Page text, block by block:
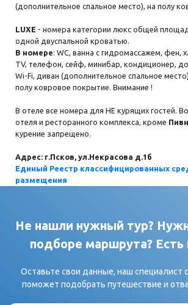
(дополнительное спальное место), на полу
LUXE - номера категории люкс общей
одной двуспальной кроватью.
В номере: WC, ванна с гидромассажем, фен,
ТV, телефон, сейф, минибар, кондиционер,
Wi-Fi, диван (дополнительное спальное
полу ковровое покрытие. Внимание !
В отеле все номера для НЕ курящих гостей.
отеля и ресторанного комплекса, кроме
курение запрещено.
Адрес: г.Псков, ул.Некрасова д.1б
Единый Реестр классифицированных
размещения
Не нашли нужный тур?
подборе маршрута? Есть
Оставьте свои данные, наш специалист
поможет подобрать путешествие и